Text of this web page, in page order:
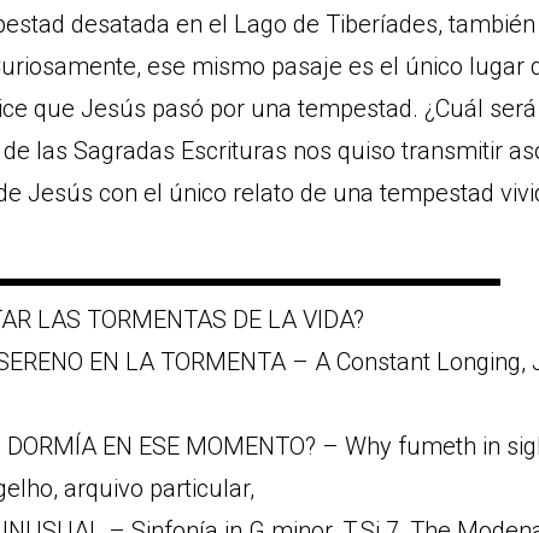
desatada en el Lago de Tiberíades,
ese mismo pasaje es el único lugar
que Jesús pasó por una tempestad. ¿Cuál
las Sagradas Escrituras nos quiso transmitir
Jesús con el único relato de una tempestad
LAS TORMENTAS DE LA VIDA?
EN LA TORMENTA – A Constant Longing,
DORMÍA EN ESE MOMENTO? – Why fumeth in
arquivo particular,